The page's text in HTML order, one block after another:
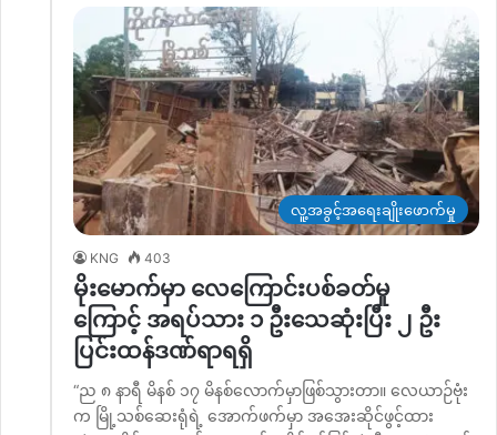
လူ့အခွင့်အရေးချိုးဖောက်မှု
KNG 403
မိုးမောက်မှာ လေကြောင်းပစ်ခတ်မှု
ကြောင့် အရပ်သား ၁ ဦးသေဆုံးပြီး ၂ ဦး
ပြင်းထန်ဒဏ်ရာရရှိ
“ည ၈ နာရီ မိနစ် ၁၇ မိနစ်လောက်မှာဖြစ်သွားတာ။ လေယာဉ်ဗုံး
က မြို့သစ်ဆေးရုံရဲ့ အောက်ဖက်မှာ အအေးဆိုင်ဖွင့်ထား